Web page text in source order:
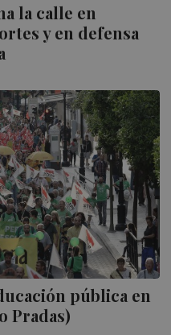
la calle en
y en defensa
pública en
Pradas)